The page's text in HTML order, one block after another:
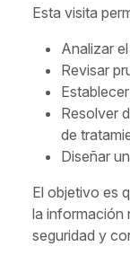
Esta visita
Analizar
Revisar
Resolver
de
Diseñar
El objetivo es
la información
seguridad y